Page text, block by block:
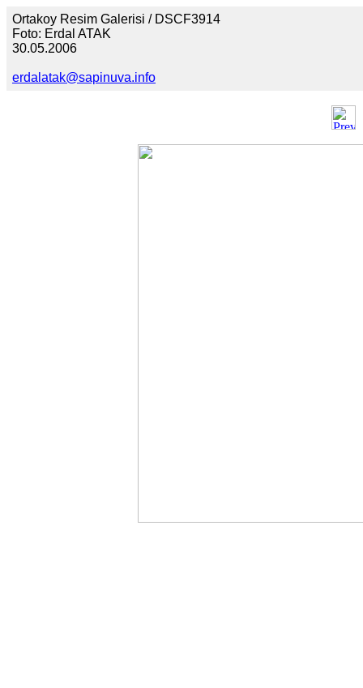
Ortakoy Resim Galerisi / DSCF3914
Foto: Erdal ATAK
30.05.2006
erdalatak@sapinuva.info